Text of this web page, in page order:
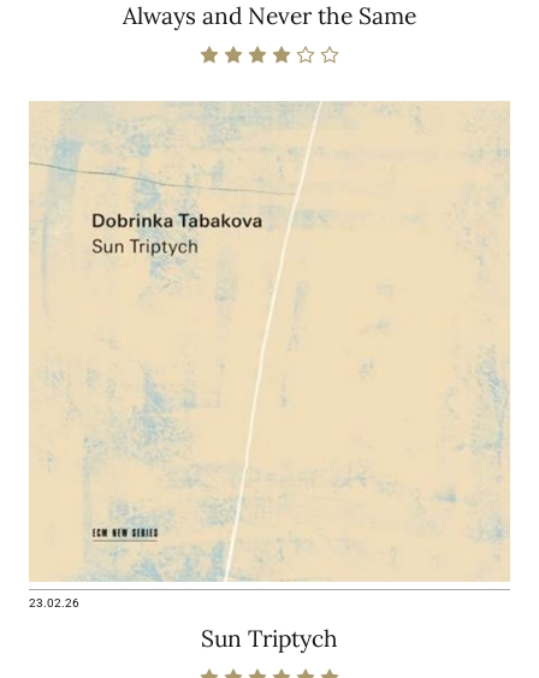
Always and Never the Same
23.02.26
Sun Triptych